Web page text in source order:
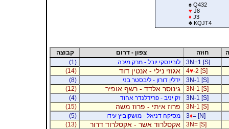
♠Q432
♥ J8
♦ J3
♣KQJT4
חוזה צפון - דרום
קבוצה
3N+1 [S]
לובינסקי יובל - מרק מיכה
(1)
4♥-2 [S] אגוזי נילי - אנטין דוד
(14)
3N-1 [S]
ידלין דורון - ליבסטר בני
(8)
3N-1 [S]
גינוסר אלדד - רשף אופיר
(12)
3N-1 [S]
זק יניב - פרידלנדר אהוד
(4)
3N-1 [S]
פרוז איתי - פרוז משה
(15)
3♦= [N] מסיקה דניאל - מושקוביץ עידו
(5)
3N= [S]
אקסלרוד אשר - אקסלרוד דרור
(13)